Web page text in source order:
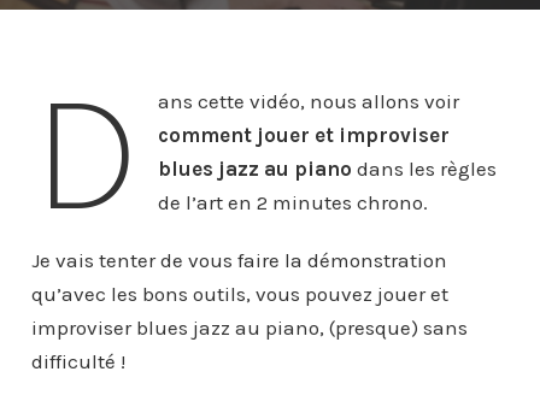
D
ans cette vidéo, nous allons voir
comment jouer et improviser
blues jazz au piano dans les règles
de l’art en 2 minutes chrono.
Je vais tenter de vous faire la démonstration
qu’avec les bons outils, vous pouvez jouer et
improviser blues jazz au piano, (presque) sans
difficulté !